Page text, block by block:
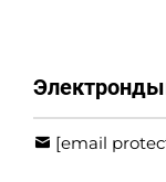
[email